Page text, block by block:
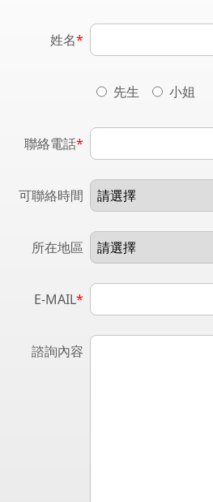
姓名*
先生 小姐
聯絡電話*
可聯絡時間
所在地區
E-MAIL*
諮詢內容